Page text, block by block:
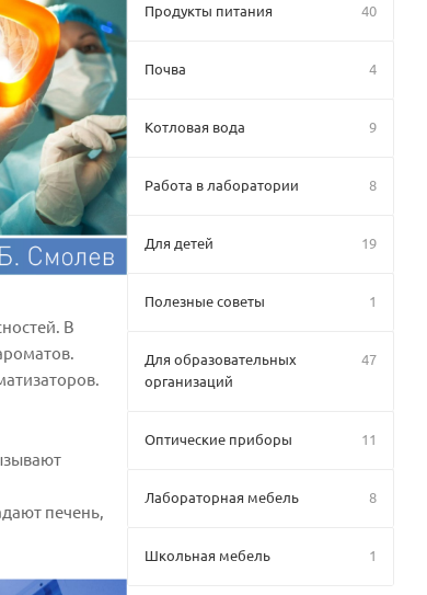
В
печень,
Продукты питания 40
Почва 4
Котловая вода 9
Работа в лаборатории 8
Для детей 19
Полезные советы 1
Для образовательных
организаций
47
Оптические приборы 11
Лабораторная мебель 8
Школьная мебель 1